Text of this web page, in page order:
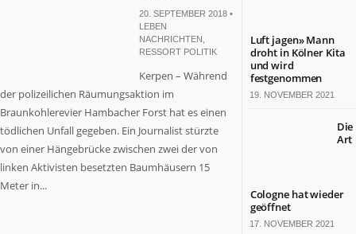
20. SEPTEMBER 2018 •
LEBEN
NACHRICHTEN
RESSORT POLITIK
Kerpen – Während
der polizeilichen Räumungsaktion im
Braunkohlerevier Hambacher Forst hat es einen
tödlichen Unfall gegeben. Ein Journalist stürzte
von einer Hängebrücke zwischen zwei der von
linken Aktivisten besetzten Baumhäusern 15
Meter in...
Luft jagen» Mann
droht in Kölner Kita
und wird
festgenommen
19. NOVEMBER 2021
Die
Art
Cologne hat wieder
geöffnet
17. NOVEMBER 2021